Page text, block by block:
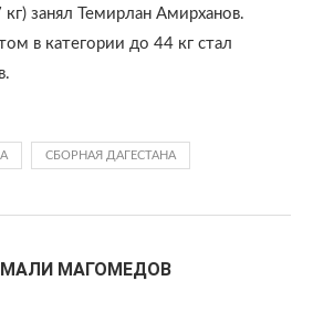
занял Темирлан Амирханов.
в категории до 44 кг стал
СБОРНАЯ ДАГЕСТАНА
МАГОМЕДОВ